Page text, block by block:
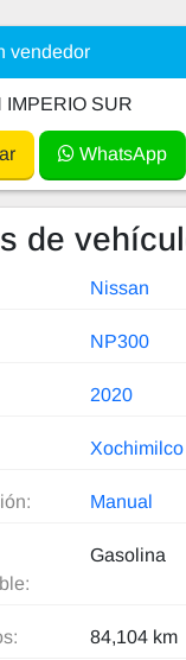
vendedor
IMPERIO SUR
WhatsApp
de
Nissan
NP300
2020
Xochimilco
Manual
Gasolina
84,104 km